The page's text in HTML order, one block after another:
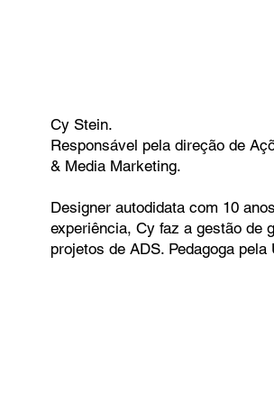
Cy Stein.
Responsável pela direção de
& Media Marketing.
Designer autodidata com 10
experiência, Cy faz a gestão de
projetos de ADS. Pedagoga pela